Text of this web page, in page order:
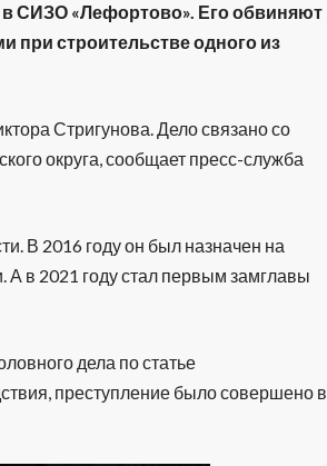
СИЗО «Лефортово». Его обвиняют
при строительстве одного из
Стригунова. Дело связано со
округа, сообщает пресс-служба
В 2016 году он был назначен на
А в 2021 году стал первым замглавы
дела по статье
преступление было совершено в